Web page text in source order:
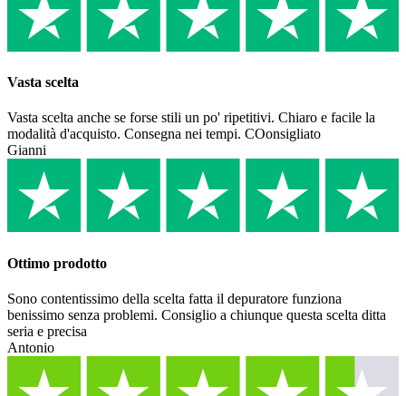
Vasta scelta
Vasta scelta anche se forse stili un po' ripetitivi. Chiaro e facile la
modalità d'acquisto. Consegna nei tempi. COonsigliato
Gianni
Ottimo prodotto
Sono contentissimo della scelta fatta il depuratore funziona
benissimo senza problemi. Consiglio a chiunque questa scelta ditta
seria e precisa
Antonio